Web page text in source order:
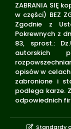
ZABRANIA SIĘ
w części) BEZ
Zgodnie z
Pokrewnych z
83, sprost.:
autorskich
opisów w
zabronione i
podlega karze.
odpowiednich
Standardy